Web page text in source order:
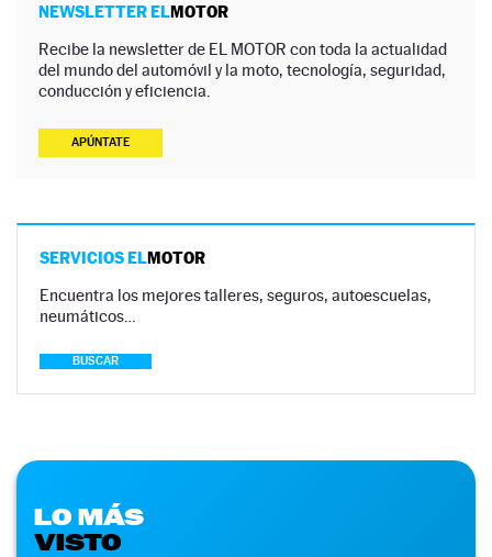
NEWSLETTER ELMOTOR
Recibe la newsletter de EL MOTOR con toda la actualidad
del mundo del automóvil y la moto, tecnología, seguridad,
conducción y eficiencia.
APÚNTATE
SERVICIOS ELMOTOR
Encuentra los mejores talleres, seguros, autoescuelas,
neumáticos…
BUSCAR
LO MÁS
VISTO